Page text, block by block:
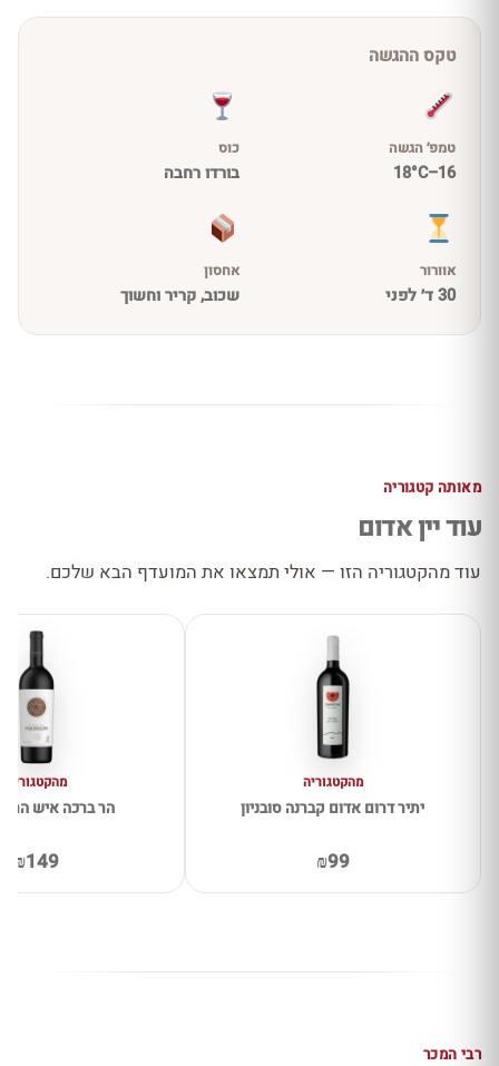
טקס ההגשה
טמפ׳ הגשה
16–18°C
כוס
בורדו רחבה
אוורור
30 ד׳ לפני
אחסון
שכוב, קריר וחשוך
מאותה קטגוריה
עוד יין אדום
עוד מהקטגוריה הזו — אולי תמצאו את המועדף הבא שלכם.
מהקטגוריה
יתיר דרום אדום קברנה סובניון
₪99
מהקטגוריה
הר ברכה איש
₪149
רבי המכר